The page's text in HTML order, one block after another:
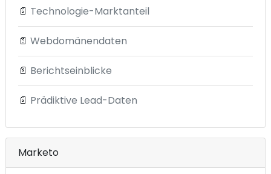
📄 Technologie-Marktanteil
📄 Webdomänendaten
📄 Berichtseinblicke
📄 Prädiktive Lead-Daten
Marketo